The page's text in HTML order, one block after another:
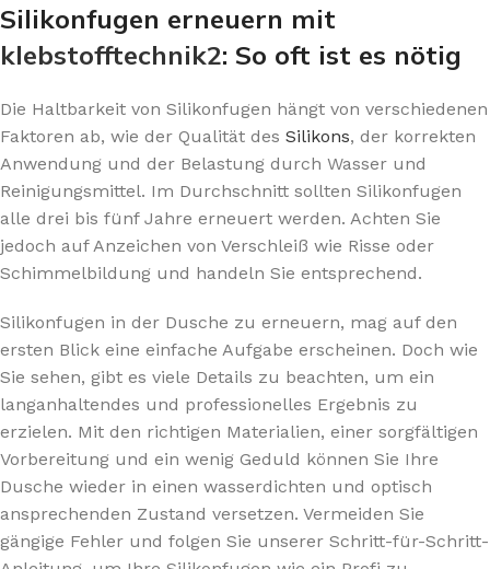
Silikonfugen erneuern mit
klebstofftechnik2: So oft ist es nötig
Die Haltbarkeit von Silikonfugen hängt von verschiedenen
Faktoren ab, wie der Qualität des Silikons, der korrekten
Anwendung und der Belastung durch Wasser und
Reinigungsmittel. Im Durchschnitt sollten Silikonfugen
alle drei bis fünf Jahre erneuert werden. Achten Sie
jedoch auf Anzeichen von Verschleiß wie Risse oder
Schimmelbildung und handeln Sie entsprechend.
Silikonfugen in der Dusche zu erneuern, mag auf den
ersten Blick eine einfache Aufgabe erscheinen. Doch wie
Sie sehen, gibt es viele Details zu beachten, um ein
langanhaltendes und professionelles Ergebnis zu
erzielen. Mit den richtigen Materialien, einer sorgfältigen
Vorbereitung und ein wenig Geduld können Sie Ihre
Dusche wieder in einen wasserdichten und optisch
ansprechenden Zustand versetzen. Vermeiden Sie
gängige Fehler und folgen Sie unserer Schritt-für-Schritt-